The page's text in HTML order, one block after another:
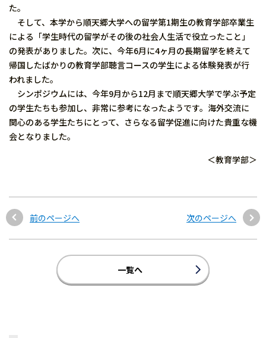
た。
そして、本学から順天郷大学への留学第1期生の教育学部卒業生
による「学生時代の留学がその後の社会人生活で役立ったこと」
の発表がありました。次に、今年6月に4ヶ月の長期留学を終えて
帰国したばかりの教育学部聴言コースの学生による体験発表が行
われました。
シンポジウムには、今年9月から12月まで順天郷大学で学ぶ予定
の学生たちも参加し、非常に参考になったようです。海外交流に
関心のある学生たちにとって、さらなる留学促進に向けた貴重な機
会となりました。
＜教育学部＞
前のページへ 次のページへ
一覧へ